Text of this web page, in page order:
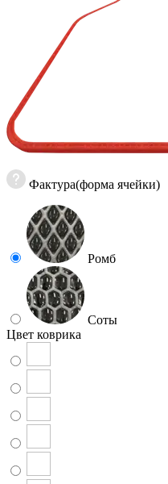
Фактура(форма ячейки)
Ромб
Соты
Цвет коврика